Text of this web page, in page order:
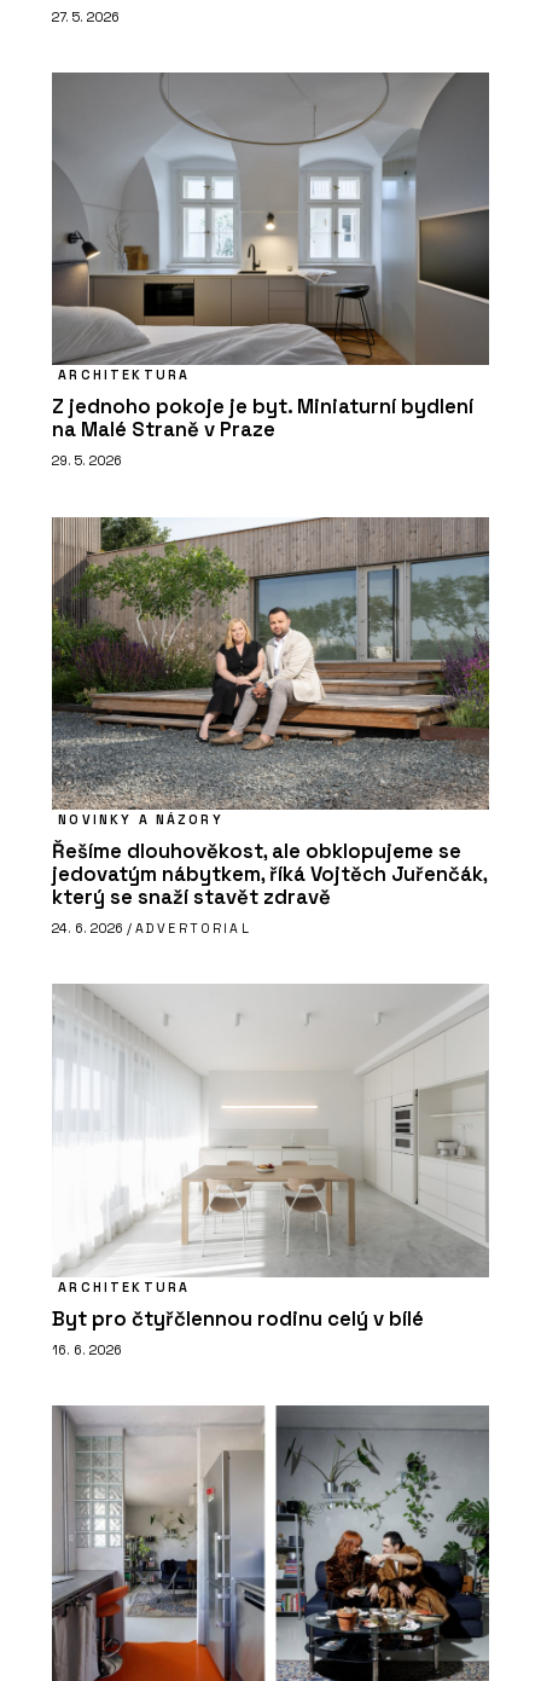
27. 5. 2026
ARCHITEKTURA
Z jednoho pokoje je byt. Miniaturní bydlení
na Malé Straně v Praze
29. 5. 2026
NOVINKY A NÁZORY
Řešíme dlouhověkost, ale obklopujeme se
jedovatým nábytkem, říká Vojtěch Juřenčák,
který se snaží stavět zdravě
24. 6. 2026 / ADVERTORIAL
ARCHITEKTURA
Byt pro čtyřčlennou rodinu celý v bílé
16. 6. 2026